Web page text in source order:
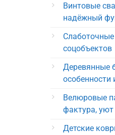
Винтовые
надёжный
соцобъектов
Деревянные
особенности
Велюровые
фактура, уют
Детские